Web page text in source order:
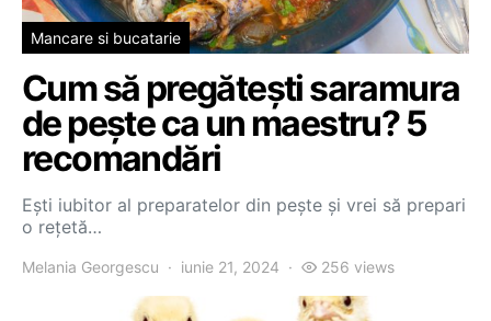
Mancare si bucatarie
Cum să pregătești saramura
de pește ca un maestru? 5
recomandări
Ești iubitor al preparatelor din pește și vrei să prepari
o rețetă…
Melania Georgescu iunie 21, 2024 256 views